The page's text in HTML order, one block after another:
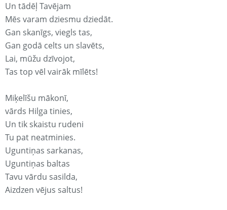
Un tādēļ Tavējam
Mēs varam dziesmu dziedāt.
Gan skanīgs, viegls tas,
Gan godā celts un slavēts,
Lai, mūžu dzīvojot,
Tas top vēl vairāk mīlēts!
Miķelīšu mākonī,
vārds Hilga tinies,
Un tik skaistu rudeni
Tu pat neatminies.
Uguntiņas sarkanas,
Uguntiņas baltas
Tavu vārdu sasilda,
Aizdzen vējus saltus!